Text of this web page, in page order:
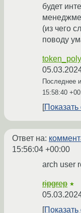
будет
(из чего
поводу
Последнее
15:58:40
Показать
Ответ на:
15:56:04 +00:00
arch user
ripgrep ★
Показать